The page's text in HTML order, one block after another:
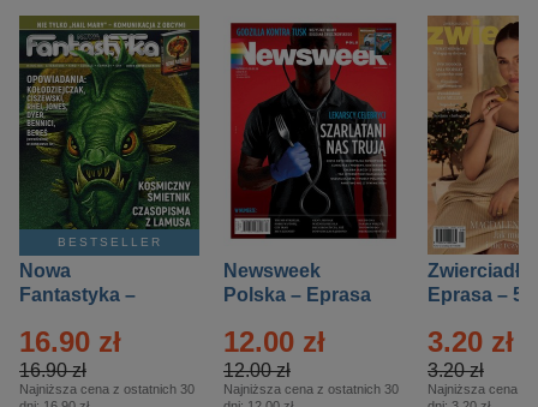
BESTSELLER
Nowa
Fantastyka –
16.90 zł
16.90 zł
Najniższa cena z ostatnich 30
Newsweek
Polska – Eprasa
12.00 zł
12.00 zł
Najniższa cena z ostatnich 30
Zwierciadło
Eprasa – 5/
3.20 zł
3.20 zł
Najniższa cena z